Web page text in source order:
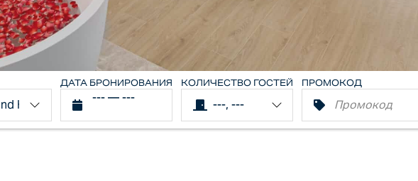
ДАТА БРОНИРОВАНИЯ
--- — ---
КОЛИЧЕСТВО ГОСТЕЙ
---, ---
ПРОМОКОД